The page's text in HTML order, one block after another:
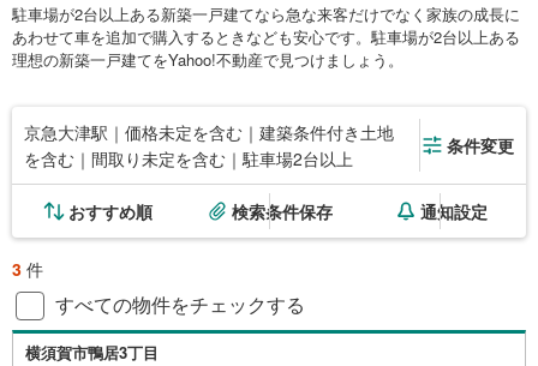
駐車場が2台以上ある新築一戸建てなら急な来客だけでなく家族の成長に
あわせて車を追加で購入するときなども安心です。駐車場が2台以上ある
理想の新築一戸建てをYahoo!不動産で見つけましょう。
京急大津駅｜価格未定を含む｜建築条件付き土地
を含む｜間取り未定を含む｜駐車場2台以上
条件変更
おすすめ順 検索条件保存 通知設定
3 件
すべての物件をチェックする
横須賀市鴨居3丁目